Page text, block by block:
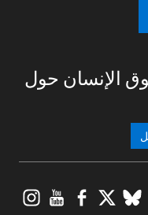
الإنسان حول
BlueSky
X